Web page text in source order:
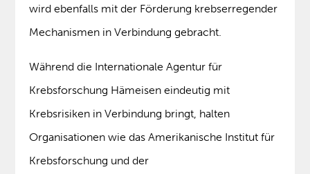
wird ebenfalls mit der Förderung krebserregender
Mechanismen in Verbindung gebracht.
Während die Internationale Agentur für
Krebsforschung Hämeisen eindeutig mit
Krebsrisiken in Verbindung bringt, halten
Organisationen wie das Amerikanische Institut für
Krebsforschung und der